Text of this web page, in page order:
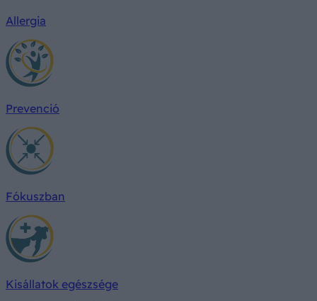
Allergia
Prevenció
Fókuszban
Kisállatok egészsége